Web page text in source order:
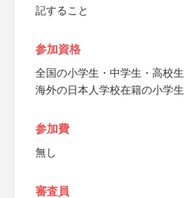
記すること
参加資格
全国の小学生・中学生・高校生
海外の日本人学校在籍の小学
参加費
無し
審査員